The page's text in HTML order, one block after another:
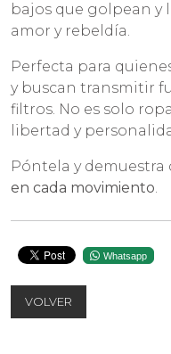
bajos que golpean y
amor y rebeldía.
Perfecta para
y buscan transmitir
filtros. No es solo
libertad y
Póntela y demuestra
en cada movimiento.
Whatsapp
VOLVER